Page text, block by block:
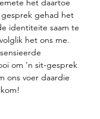
het daartoe
gehad het
identiteite saam te
het ons me.
om 'n sit-gesprek
ons voer daardie